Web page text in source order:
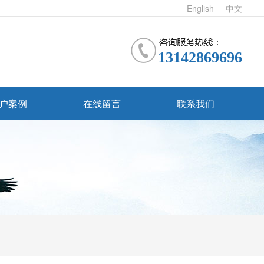
English 中文
13142869696
案例 在线留言 联系我们